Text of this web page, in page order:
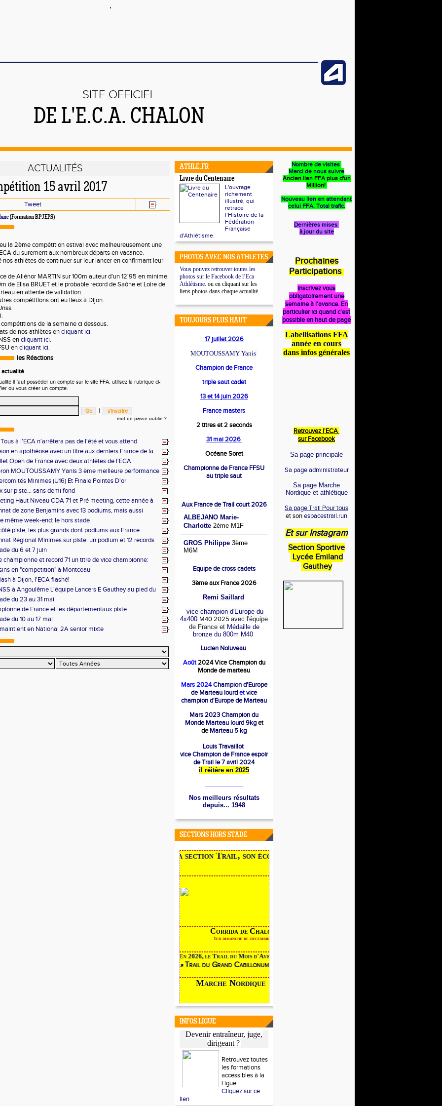
SITE OFFICIEL
DE L'E.C.A. CHALON
ACTUALITÉS
15 avril 2017
Tweet
(Formation BPJEPS)
la 2ème compétition estival avec malheureusement une
du surement aux nombreux départs en vacance.
nos athlètes de continuer sur leur lancer en confirmant leur
de Aliénor MARTIN sur 100m auteur d'un 12'95 en minime.
de Elisa BRUET et le probable record de Saône et Loire de
en attente de validation.
compétitions ont eu lieux à Dijon.
de la semaine ci dessous.
de nos athlètes encliquant ici.
encliquant ici.
encliquant ici.
les Réactions
actualité
il faut posséder un compte sur le site FFA, utilisez la rubrique ci-
ou vous créer un compte.
|
mot de passe oublié ?
à l'ECA n'arrêtera pas de l'été et vous attend
en apothéose avec un titre aux derniers France de la
Open de France avec deux athlètes de l'ECA
MOUTOUSSAMY Yanis 3 ème meilleure performance
Decines: Demi-fond
Minimes (U16) Et Finale Pointes D'or
(U14) à Besançon de haut niveau
sur piste... sans demi fond
Haut Niveau CDA 71 et Pré meeting, cette année à
de zone Benjamins avec 13 podiums, mais aussi
Macon
même week-end: le hors stade
piste, les plus grands dont podiums aux France
ème perf française au triple ESF
Régional Minimes sur piste: un podium et 12 records
du 6 et 7 juin
championne et record 71 un titre de vice championne:
Regionaux d'Epreuves Combinées
en "competition" à Montceau
à Dijon, l'ECA flashé!
à Angoulême L'équipe Lancers E Gauthey au pied du
du 23 au 31 mai
de France et les départementaux piste
du 10 au 17 mai
en National 2A senior mixte
ATHLE.FR
Livre du Centenaire
L'ouvrage
richement
illustré, qui
retrace
l’Histoire de la
Fédération
Française
d'Athlétisme.
PHOTOS AVEC NOS ATHLETES
Vous pouvez retrouver toutes les
photos sur le Facebook de l’Eca
Athlétisme. ou en cliquant sur les
liens photos dans chaque actualité
TOUJOURS PLUS HAUT
17 juillet 2026
MOUTOUSSAMY Yanis
Champion de France
triple saut cadet
13 et 14 juin 2026
France masters
2 titres et 2 seconds
31 mai 2026
Océane Soret
Championne de France FFSU
au triple saut
Aux France de Trail court 2026
ALBEJANO Marie-
Charlotte 2ème M1F
GROS Philippe 3ème
M6M
Equipe de cross cadets
3ème aux France 2026
Remi Saillard
vice champion d'Europe du
4x400 M40 2025 avec l'équipe
de France et Médaille de
bronze du 800m M40
Lucien Noluveau
Août2024 Vice Champion du
Monde de marteau
Mars 2024Champion d'Europe
de Marteau lourdetvice
champion d'Europe de Marteau
Mars 2023 Champion du
Monde Marteau lourd 9kget
deMarteau 5 kg
Louis Travaillot
vice Champion de France espoir
de Trail le 7 avril 2024
il réitère en 2025
Nos meilleurs résultats
depuis... 1948
SECTIONS HORS STADE
la section Trail, son école, ses traces
Corrida de Chalon
1er dimanche de décembre
En 2026, le Trail du Mois d'Avril devient
leTrail du Grand Cabillonum
Marche Nordique
INFOS LIGUE
Devenir entraîneur, juge,
dirigeant ?
Retrouvez toutes
les formations
accessibles à la
Ligue
Cliquez sur ce
lien
Nombre de visites
Merci de nous suivre
Ancien lien FFA plus d'un
Million!
Nouveau lien en attendant
celui FFA. Total trafic.
Dernières mises
à jour du site
Prochaines
Participations
inscrivez vous
obligatoirement une
semaine à l'avance. En
particulier ici quand c'est
possible en haut de page
Labellisations FFA
année en cours
dans infos générales
Retrouvez l'ECA
sur Facebook
Sa page principale
Sa page administrateur
Sa page Marche
Nordique et athlétique
Sa page Trail Pour tous
et sonespacestrail.run
Et sur Instagram
Section Sportive
Lycée Emiland
Gauthey